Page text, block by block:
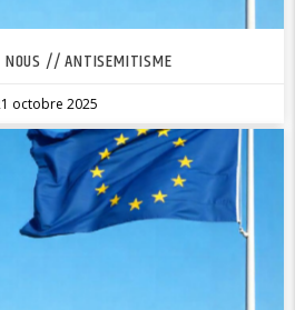
NOUS // ANTISEMITISME
octobre 2025